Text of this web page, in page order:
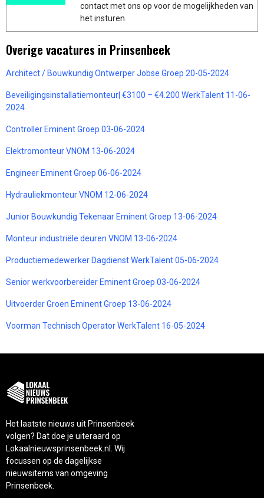
contact met ons op voor de mogelijkheden van
het insturen.
Overige vacatures in Prinsenbeek
Architect / Bouwkundig Ontwerper Jobse Groep 20-05-2024
Beveiligingsinstallatiemonteur| €3100 – €4.200 WerkTalent 11-06-
2024
Controller Eminent Groep 03-06-2024
Elektromonteur VNOM 13-06-2024
Engineer Eminent Groep 06-06-2024
Hydrauliekmonteur VNOM 12-06-2024
Junior Bouwkundig Tekenaar Eminent Groep 13-06-2024
Monteur industriële deuren VNOM 13-06-2024
Productiemedewerker Dagdienst WerkTalent 05-06-2024
Senior werkvoorbereider Eminent Groep 03-06-2024
Uitvoerder Groen Eminent Groep 13-06-2024
Voorman Technisch Operator WerkTalent 16-05-2024
Het laatste nieuws uit Prinsenbeek
volgen? Dat doe je uiteraard op
Lokaalnieuwsprinsenbeek.nl. Wij
focussen op de dagelijkse
nieuwsitems van omgeving
Prinsenbeek.